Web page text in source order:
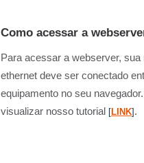
Como acessar a
Para acessar a webserver,
ethernet deve ser conectado
equipamento no seu
visualizar nosso tutorial [LINK] .